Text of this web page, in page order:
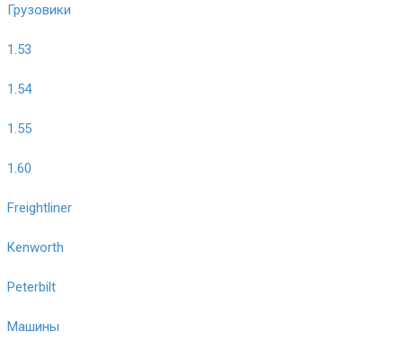
Грузовики
1.53
1.54
1.55
1.60
Freightliner
Kenworth
Peterbilt
Машины